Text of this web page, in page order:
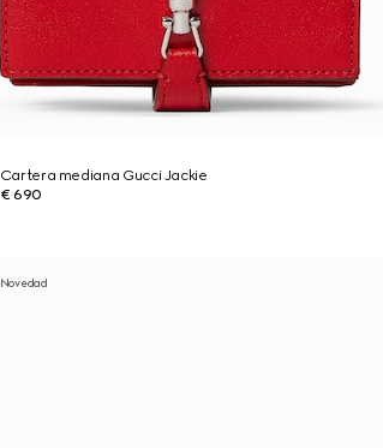
Cartera mediana Gucci Jackie
€ 690
Novedad